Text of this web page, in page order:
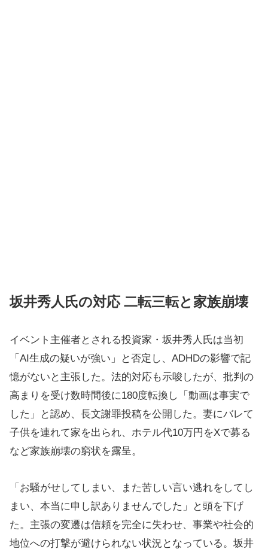
坂井秀人氏の対応 二転三転と家族崩壊
イベント主催者とされる投資家・坂井秀人氏は当初
「AI生成の疑いが強い」と否定し、ADHDの影響で記
憶がないと主張した。法的対応も示唆したが、批判の
高まりを受け数時間後に180度転換し「動画は事実で
した」と認め、長文謝罪投稿を公開した。妻にバレて
子供を連れて家を出られ、ホテル代10万円をXで募る
など家族崩壊の窮状を露呈。
「お騒がせしてしまい、また苦しい言い逃れをしてし
まい、本当に申し訳ありませんでした」と頭を下げ
た。主張の変遷は信頼を完全に失わせ、事業や社会的
地位への打撃が避けられない状況となっている。坂井